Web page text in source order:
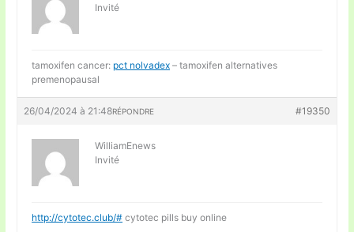
Invité
tamoxifen cancer: pct nolvadex – tamoxifen alternatives
premenopausal
26/04/2024 à 21:48 #19350
RÉPONDRE
WilliamEnews
Invité
http://cytotec.club/# cytotec pills buy online